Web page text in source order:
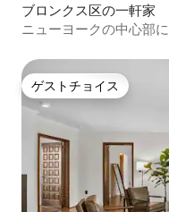
ブロンクス区の一軒家
ゲストチョイス
ゲストチョイス